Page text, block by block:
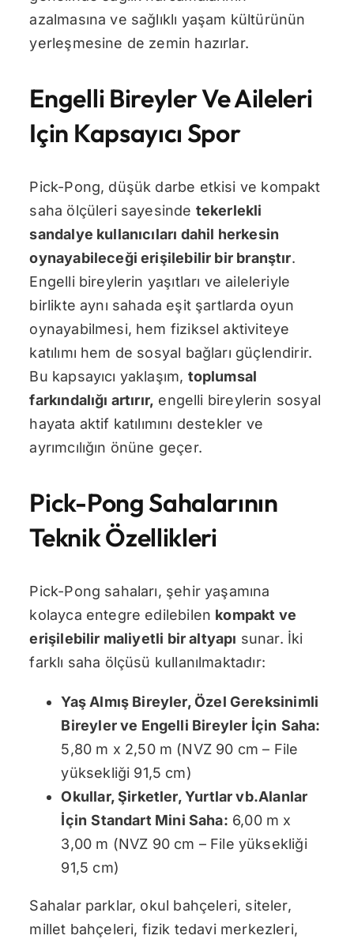
azalmasına ve sağlıklı yaşam kültürünün
yerleşmesine de zemin hazırlar.
Engelli Bireyler Ve Aileleri
Için Kapsayıcı Spor
Pick-Pong, düşük darbe etkisi ve kompakt
saha ölçüleri sayesinde tekerlekli
sandalye kullanıcıları dahil herkesin
oynayabileceği erişilebilir bir branştır.
Engelli bireylerin yaşıtları ve aileleriyle
birlikte aynı sahada eşit şartlarda oyun
oynayabilmesi, hem fiziksel aktiviteye
katılımı hem de sosyal bağları güçlendirir.
Bu kapsayıcı yaklaşım, toplumsal
farkındalığı artırır, engelli bireylerin sosyal
hayata aktif katılımını destekler ve
ayrımcılığın önüne geçer.
Pick-Pong Sahalarının
Teknik Özellikleri
Pick-Pong sahaları, şehir yaşamına
kolayca entegre edilebilen kompakt ve
erişilebilir maliyetli bir altyapı sunar. İki
farklı saha ölçüsü kullanılmaktadır:
Yaş Almış Bireyler, Özel Gereksinimli
Bireyler ve Engelli Bireyler İçin Saha:
5,80 m x 2,50 m (NVZ 90 cm – File
yüksekliği 91,5 cm)
Okullar, Şirketler, Yurtlar vb.Alanlar
İçin Standart Mini Saha: 6,00 m x
3,00 m (NVZ 90 cm – File yüksekliği
91,5 cm)
Sahalar parklar, okul bahçeleri, siteler,
millet bahçeleri, fizik tedavi merkezleri,